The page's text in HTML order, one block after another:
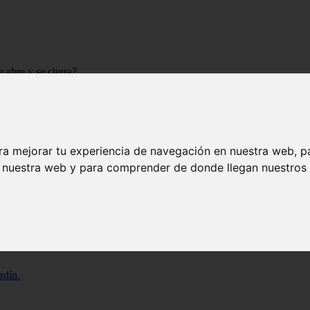
mejorar tu experiencia de navegación en nuestra web,
web y para comprender de donde llegan nuestros
abre y se cierra?
qué se abre y se cierra?
del girasol: su habilidad de abrir y cerrar sus pétalos a lo largo del
descubre la belleza detrás de su movimiento.